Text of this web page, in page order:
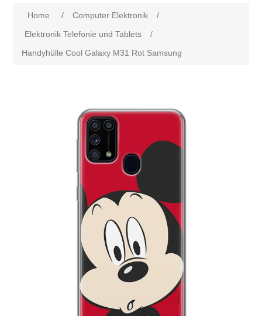
Home / Computer Elektronik
/
Elektronik Telefonie und Tablets
/
Handyhülle Cool Galaxy M31 Rot Samsung